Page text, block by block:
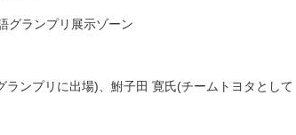
グランプリ展示ゾーン
ンプリに出場)、鮒子田 寛氏(チームトヨタとして